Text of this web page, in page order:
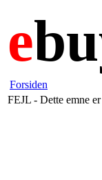
e
Forsiden
FEJL - Dette emne